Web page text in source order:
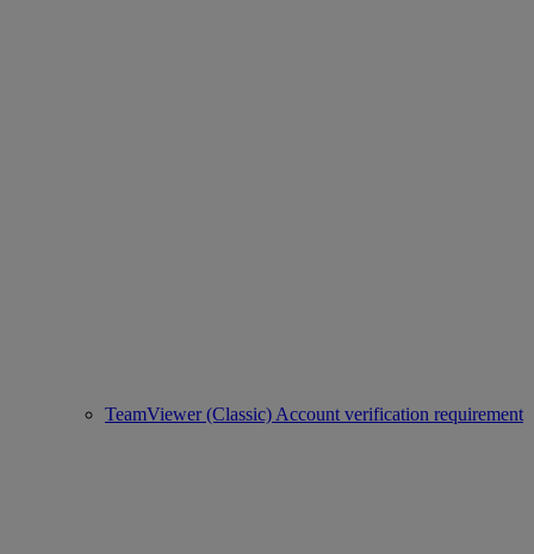
TeamViewer (Classic) Account verification requirement